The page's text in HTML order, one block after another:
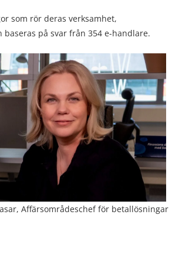
som rör deras verksamhet,
på svar från 354 e-handlare.
Affärsområdeschef för betallösningar